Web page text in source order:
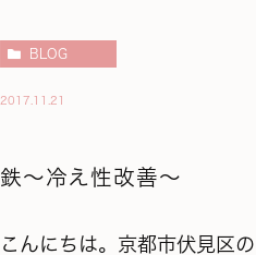
BLOG
2017.11.21
鉄～冷え性改善～
こんにちは。京都市伏見区の